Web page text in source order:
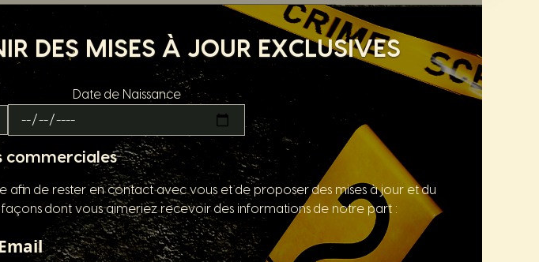
DES MISES À JOUR EXCLUSIVES
Date de Naissance
commerciales
de rester en contact avec vous et de proposer des mises à jour et du
dont vous aimeriez recevoir des informations de notre part :